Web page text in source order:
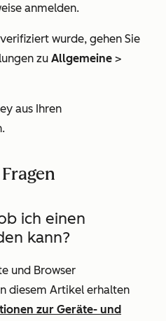
anmelden.
wurde, gehen Sie
zu Allgemeine >
aus Ihren
ich einen
kann?
und Browser
diesem Artikel erhalten
zur Geräte- und